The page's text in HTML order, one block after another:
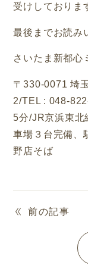
受けしておりま
最後までお読み
さいたま新都心
〒330-0071埼
2/TEL : 048-
5分/JR京浜東北
車場３台完備、
野店そば
前の記事